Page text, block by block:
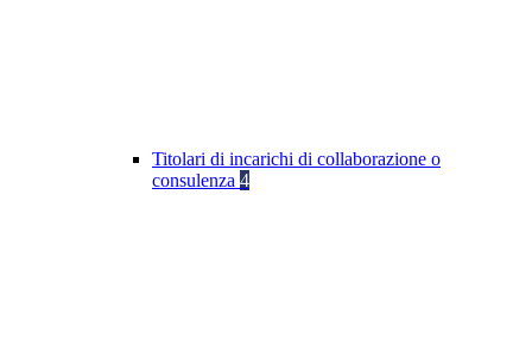
Titolari di incarichi di collaborazione o
consulenza 4